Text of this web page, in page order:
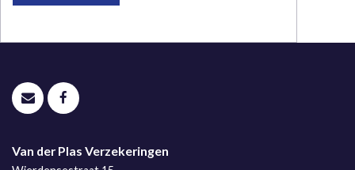
Van der Plas Verzekeringen